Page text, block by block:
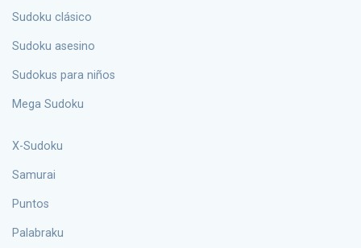
Sudoku clásico
Sudoku asesino
sudokus para niños
Mega Sudoku
X-Sudoku
Samurai
Puntos
palabraku